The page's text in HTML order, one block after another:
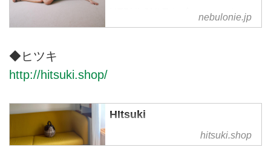
NEBULONI Eネブローニのオフィ
シャルオンラインサイト。
たちから受け継がれた伝統的な靴
お熟練された職人がハンドメイド
nebulonie.jp
◆ヒツキ
http://hitsuki.shop/
HItsuki
hitsukiでは紅籐と言う耐水性の強
い籐を使ったハンドメイドのかご
hitsuki.shop